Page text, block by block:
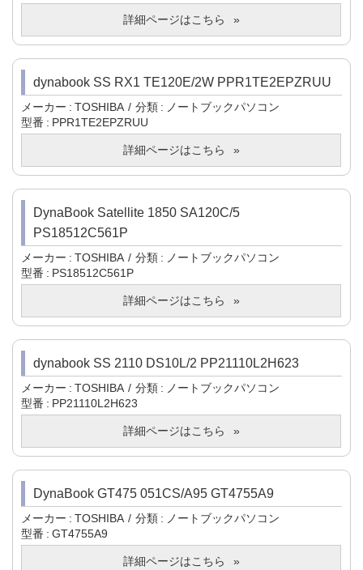
詳細ページはこちら
dynabook SS RX1 TE120E/2W PPR1TE2EPZRUU
メーカー TOSHIBA 分類
ノートブックパソコン
型番
PPR1TE2EPZRUU
詳細ページはこちら
DynaBook Satellite 1850 SA120C/5
PS18512C561P
メーカー TOSHIBA 分類
ノートブックパソコン
型番
PS18512C561P
詳細ページはこちら
dynabook SS 2110 DS10L/2 PP21110L2H623
メーカー TOSHIBA 分類
ノートブックパソコン
型番
PP21110L2H623
詳細ページはこちら
DynaBook GT475 051CS/A95 GT4755A9
メーカー TOSHIBA 分類
ノートブックパソコン
型番
GT4755A9
詳細ページはこちら